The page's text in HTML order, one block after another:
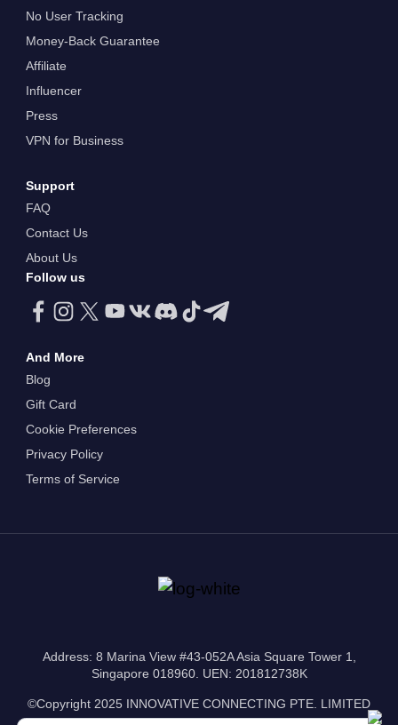
No User Tracking
Money-Back Guarantee
Affiliate
Influencer
Press
VPN for Business
Support
FAQ
Contact Us
About Us
Follow us
And More
Blog
Gift Card
Cookie Preferences
Privacy Policy
Terms of Service
Address: 8 Marina View #43-052A Asia Square Tower 1,
Singapore 018960. UEN: 201812738K
©Copyright 2025 INNOVATIVE CONNECTING PTE. LIMITED